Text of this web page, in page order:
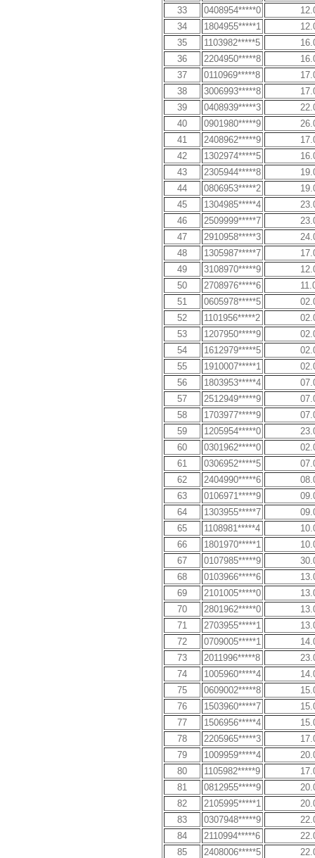
33
0408954*****0
34
1804955*****1
35
1103982*****5
36
2204950*****8
37
0110969*****8
38
3006993*****8
39
0408939*****3
40
0901980*****9
41
2408962*****9
42
1302974*****5
43
2305944*****8
44
0806953*****2
45
1304985*****4
46
2509999*****7
47
2910958*****3
48
1305987*****7
49
3108970*****9
50
2708976*****6
51
0605978*****5
52
1101956*****2
53
1207950*****9
54
1612979*****5
55
1910007*****1
56
1803953*****4
57
2512949*****9
58
1703977*****9
59
1205954*****0
60
0301962*****0
61
0306952*****5
62
2404990*****6
63
0106971*****9
64
1303955*****7
65
1108981*****4
66
1801970*****1
67
0107985*****9
68
0103966*****6
69
2101005*****0
70
2801962*****0
71
2703955*****1
72
0709005*****1
73
2011996*****8
74
1005960*****4
75
0609002*****8
76
1503960*****7
77
1506956*****4
78
2205965*****3
79
1009959*****4
80
1105982*****9
81
0812955*****9
82
2105995*****1
83
0307948*****9
84
2110994*****6
85
2408006*****5